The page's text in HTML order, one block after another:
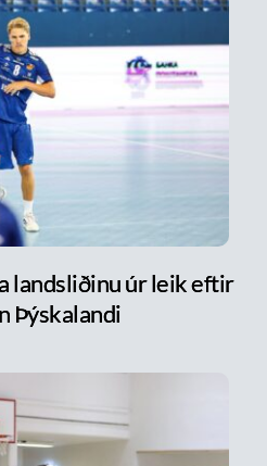
landsliðinu úr leik eftir
Þýskalandi